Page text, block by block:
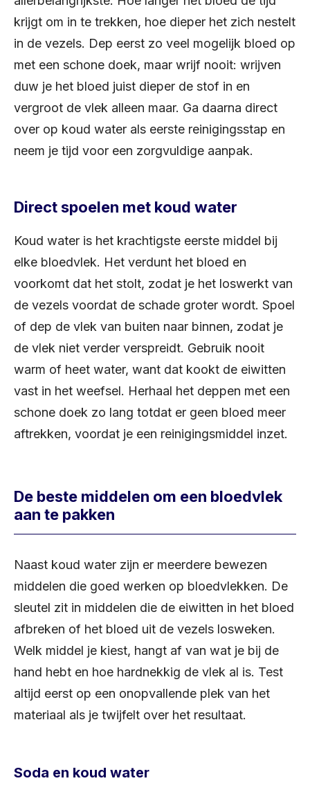
krijgt om in te trekken, hoe dieper het zich nestelt
in de vezels. Dep eerst zo veel mogelijk bloed op
met een schone doek, maar wrijf nooit: wrijven
duw je het bloed juist dieper de stof in en
vergroot de vlek alleen maar. Ga daarna direct
over op koud water als eerste reinigingsstap en
neem je tijd voor een zorgvuldige aanpak.
Direct spoelen met koud water
Koud water is het krachtigste eerste middel bij
elke bloedvlek. Het verdunt het bloed en
voorkomt dat het stolt, zodat je het loswerkt van
de vezels voordat de schade groter wordt. Spoel
of dep de vlek van buiten naar binnen, zodat je
de vlek niet verder verspreidt. Gebruik nooit
warm of heet water, want dat kookt de eiwitten
vast in het weefsel. Herhaal het deppen met een
schone doek zo lang totdat er geen bloed meer
aftrekken, voordat je een reinigingsmiddel inzet.
De beste middelen om een bloedvlek
aan te pakken
Naast koud water zijn er meerdere bewezen
middelen die goed werken op bloedvlekken. De
sleutel zit in middelen die de eiwitten in het bloed
afbreken of het bloed uit de vezels losweken.
Welk middel je kiest, hangt af van wat je bij de
hand hebt en hoe hardnekkig de vlek al is. Test
altijd eerst op een onopvallende plek van het
materiaal als je twijfelt over het resultaat.
Soda en koud water